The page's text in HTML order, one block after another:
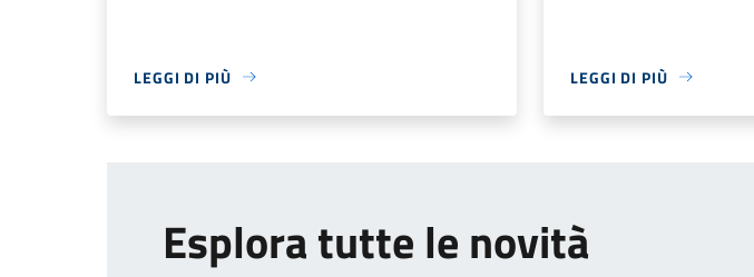
LEGGI DI PIÙ LEGGI DI PIÙ
Esplora tutte le novità